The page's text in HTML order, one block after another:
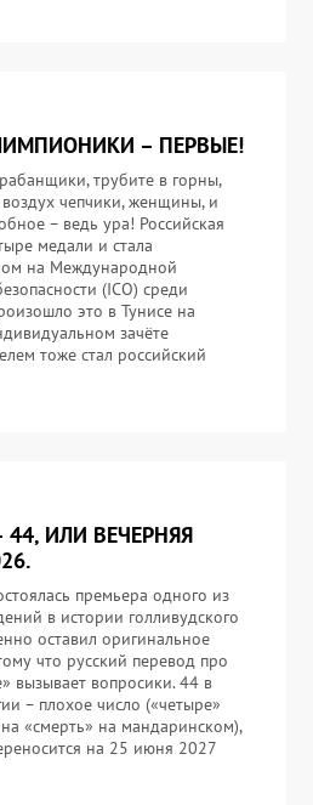
– ПЕРВЫЕ!
трубите в горны,
чепчики, женщины, и
– ведь ура! Российская
медали и стала
на Международной
(ICO) среди
это в Тунисе на
зачёте
тоже стал российский
44, ИЛИ ВЕЧЕРНЯЯ
премьера одного из
в истории голливудского
оставил оригинальное
что русский перевод про
вызывает вопросики. 44 в
– плохое число («четыре»
«смерть» на мандаринском),
на 25 июня 2027